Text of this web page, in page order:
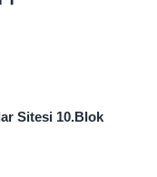
Sitesi 10.Blok